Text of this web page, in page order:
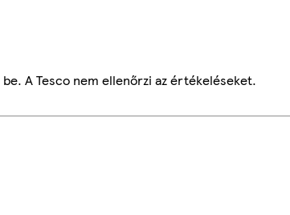
A Tesco nem ellenőrzi az értékeléseket.